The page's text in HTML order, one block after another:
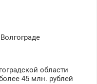
области
45 млн. рублей